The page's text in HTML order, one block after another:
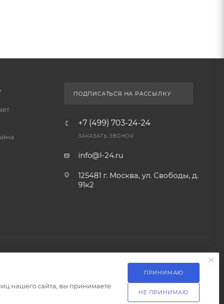
ПОДПИСАТЬСЯ НА РАССЫЛКУ
+7 (499) 703-24-24
ЗАКАЗАТЬ ЗВОНОК
info@l-24.ru
125481 г. Москва, ул. Свободы, д.
91к2
Разработка сайта
нашего сайта, вы принимаете
ПРИНИМАЮ
НЕ ПРИНИМАЮ